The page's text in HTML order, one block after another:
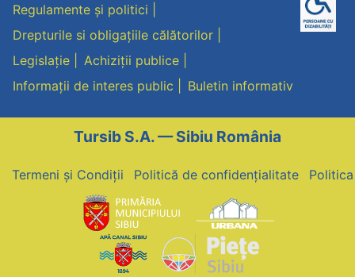
Regulamente și politici
Drepturile si obligațiile călătorilor
Legislație
Achiziții publice
Informații de interes public
Buletin informativ
Tursib S.A. — Sibiu România
Termeni și Condiții Politică de confidențialitate